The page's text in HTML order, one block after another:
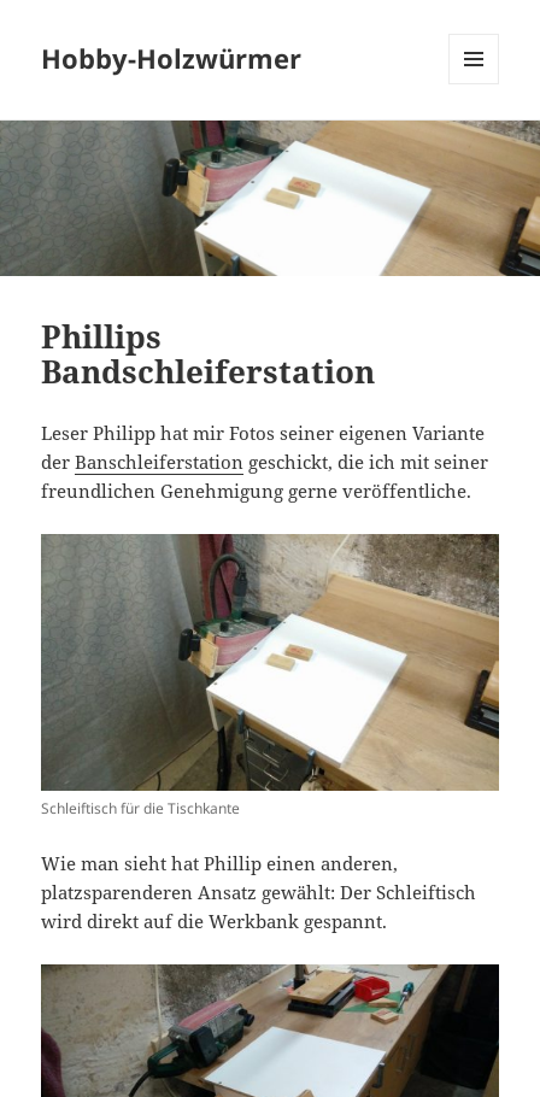
Hobby-Holzwürmer
WIDGETS
Phillips
Bandschleiferstation
Leser Philipp hat mir Fotos seiner eigenen Variante
derBanschleiferstation geschickt, die ich mit seiner
freundlichen Genehmigung gerne veröffentliche.
Schleiftisch für die Tischkante
Wie man sieht hat Phillip einen anderen,
platzsparenderen Ansatz gewählt: Der Schleiftisch
wird direkt auf die Werkbank gespannt.